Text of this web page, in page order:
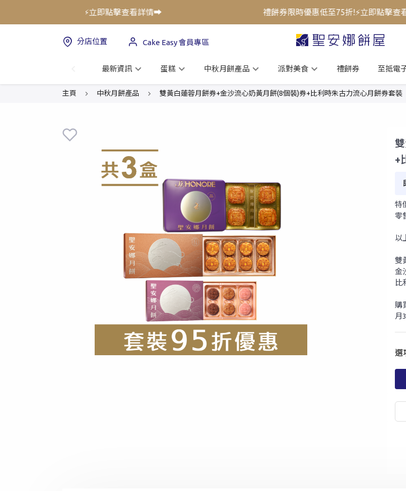
限時優惠低至75折!⚡立即點擊查看詳情➡️ 禮餅券限時優惠低至75折!⚡立即點擊查
分店位置 Cake Easy 會員專區
最新資訊 蛋糕 中秋月餅產品 派對美食 禮餅券 至抵電
主頁 中秋月餅產品 雙黃白蓮蓉月餅券+金沙流心奶黃月餅(8個裝)券+比利時朱古力流心月餅券套裝
+
特
零
以
雙
金
比
購
月
選